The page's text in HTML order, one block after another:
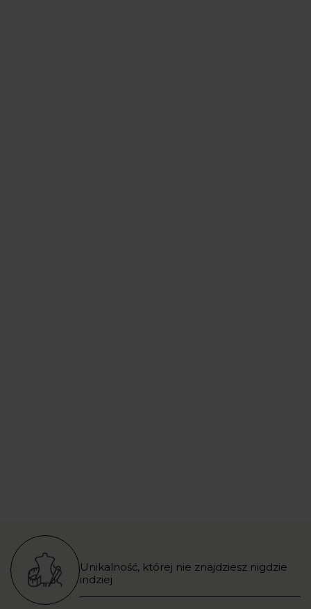
Unikalność, której nie znajdziesz nigdzie
indziej